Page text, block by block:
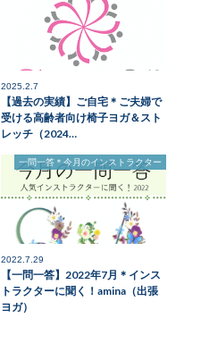
2025.2.7
【過去の実績】ご自宅＊ご夫婦で
受ける高齢者向け椅子ヨガ＆スト
レッチ（2024…
一問一答＊今月のインストラクター
2022.7.29
【一問一答】2022年7月＊インス
トラクターに聞く！amina（出張
ヨガ）